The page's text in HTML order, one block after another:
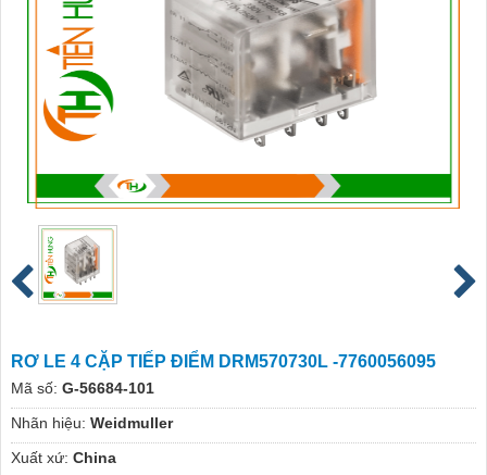
RƠ LE 4 CẶP TIẾP ĐIỂM DRM570730L -7760056095
Mã số: G-56684-101
Nhãn hiệu: Weidmuller
Xuất xứ: China